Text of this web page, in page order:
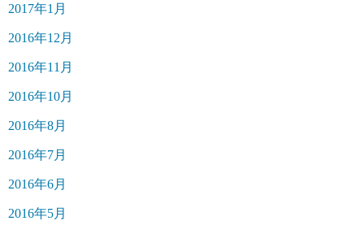
2017年1月
2016年12月
2016年11月
2016年10月
2016年8月
2016年7月
2016年6月
2016年5月